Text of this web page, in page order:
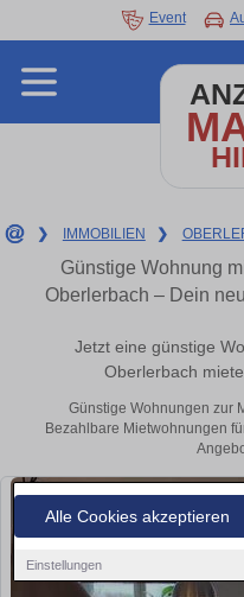
Alle Cookies akzeptieren
Einstellungen
Event
❯ IMMOBILIEN ❯
Günstige Wohnung
Oberlerbach – Dein
Jetzt eine günstige
Oberlerbach
Günstige Wohnungen zur
Bezahlbare Mietwohnungen